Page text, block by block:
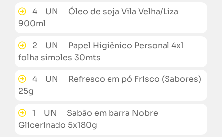
4 UN Óleo de soja Vila Velha/Liza
900ml
2 UN Papel Higiênico Personal 4x1
folha simples 30mts
4 UN Refresco em pó Frisco (Sabores)
25g
1 UN Sabão em barra Nobre
Glicerinado 5x180g